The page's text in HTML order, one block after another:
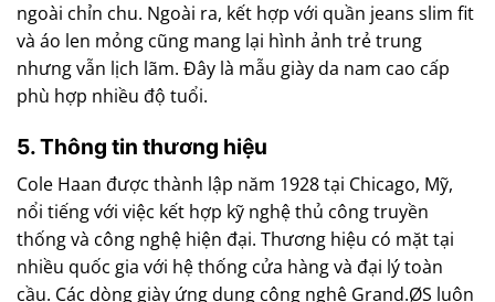
ngoài chỉn chu. Ngoài ra, kết hợp với quần jeans slim fit
và áo len mỏng cũng mang lại hình ảnh trẻ trung
nhưng vẫn lịch lãm. Đây là mẫu giày da nam cao cấp
phù hợp nhiều độ tuổi.
5. Thông tin thương hiệu
Cole Haan được thành lập năm 1928 tại Chicago, Mỹ,
nổi tiếng với việc kết hợp kỹ nghệ thủ công truyền
thống và công nghệ hiện đại. Thương hiệu có mặt tại
nhiều quốc gia với hệ thống cửa hàng và đại lý toàn
cầu. Các dòng giày ứng dụng công nghệ Grand.ØS luôn